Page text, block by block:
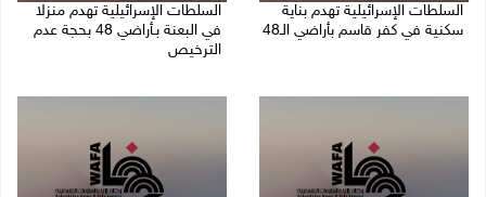
السلطات الإسرائيلية تهدم بناية
سكنية في كفر قاسم بأراضي الـ48
السلطات الإسرائيلية تهدم منزلا
في البعنة بـأراضي 48 بحجة عدم
الترخيص